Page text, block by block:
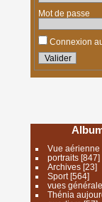
Mot de passe
Connexion
Vue aérienne
portraits[847]
Archives [23]
Sport[564]
vues
Thénia